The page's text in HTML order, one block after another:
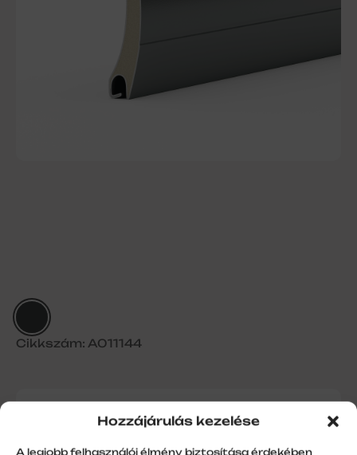
Hozzájárulás kezelése
A legjobb felhasználói élmény biztosítása érdekében
Cikkszám: A011144
Alumínium redőnyléc PA39 perf.